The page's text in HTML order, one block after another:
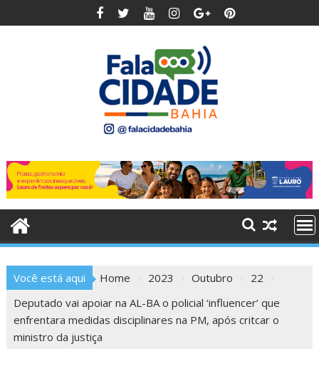
to
Você está aqui Home 2023 Outubro
22
Deputado vai apoiar na AL-BA o policial ‘influencer’ que
enfrentara medidas disciplinares na PM, após critcar o
ministro da justiça